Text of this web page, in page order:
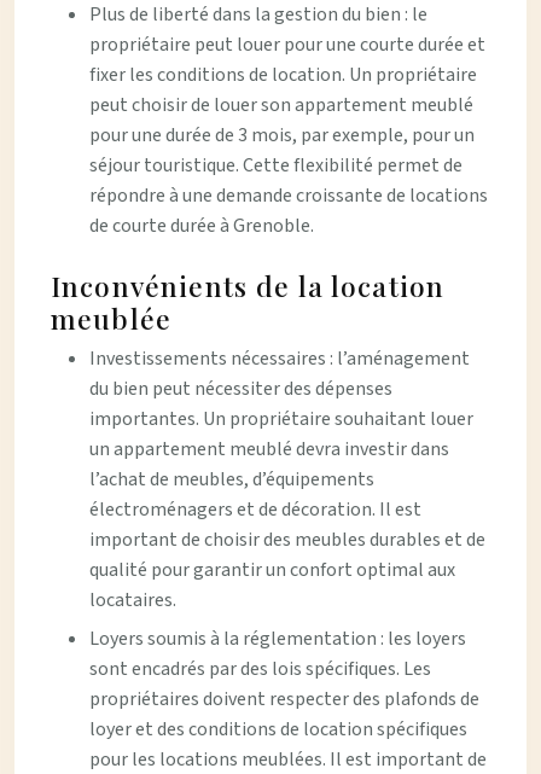
Plus de liberté dans la gestion du bien : le
propriétaire peut louer pour une courte durée et
fixer les conditions de location. Un propriétaire
peut choisir de louer son appartement meublé
pour une durée de 3 mois, par exemple, pour un
séjour touristique. Cette flexibilité permet de
répondre à une demande croissante de locations
de courte durée à Grenoble.
Inconvénients de la location
meublée
Investissements nécessaires : l’aménagement
du bien peut nécessiter des dépenses
importantes. Un propriétaire souhaitant louer
un appartement meublé devra investir dans
l’achat de meubles, d’équipements
électroménagers et de décoration. Il est
important de choisir des meubles durables et de
qualité pour garantir un confort optimal aux
locataires.
Loyers soumis à la réglementation : les loyers
sont encadrés par des lois spécifiques. Les
propriétaires doivent respecter des plafonds de
loyer et des conditions de location spécifiques
pour les locations meublées. Il est important de